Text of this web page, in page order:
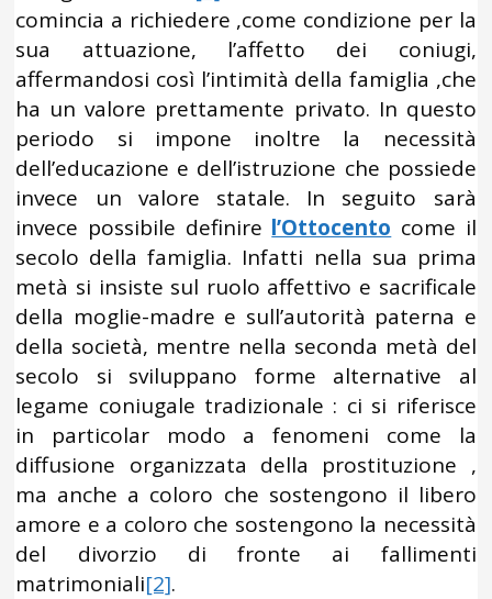
comincia a richiedere ,come condizione per la
sua attuazione, l’affetto dei coniugi,
affermandosi così l’intimità della famiglia ,che
ha un valore prettamente privato. In questo
periodo si impone inoltre la necessità
dell’educazione e dell’istruzione che possiede
invece un valore statale. In seguito sarà
invece possibile definire l’Ottocento come il
secolo della famiglia. Infatti nella sua prima
metà si insiste sul ruolo affettivo e sacrificale
della moglie-madre e sull’autorità paterna e
della società, mentre nella seconda metà del
secolo si sviluppano forme alternative al
legame coniugale tradizionale : ci si riferisce
in particolar modo a fenomeni come la
diffusione organizzata della prostituzione ,
ma anche a coloro che sostengono il libero
amore e a coloro che sostengono la necessità
del divorzio di fronte ai fallimenti
matrimoniali[2].